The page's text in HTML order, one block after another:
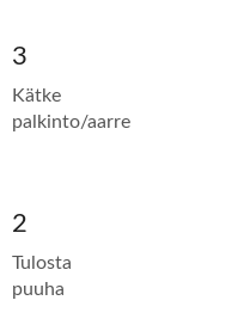
3
Kätke
palkinto/aarre
2
Tulosta
puuha